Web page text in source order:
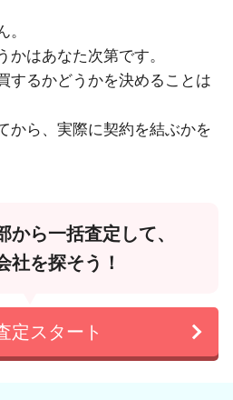
はあなた次第です。
するかどうかを決めることは
から、実際に契約を結ぶかを
から一括査定して、
社を探そう！
定スタート